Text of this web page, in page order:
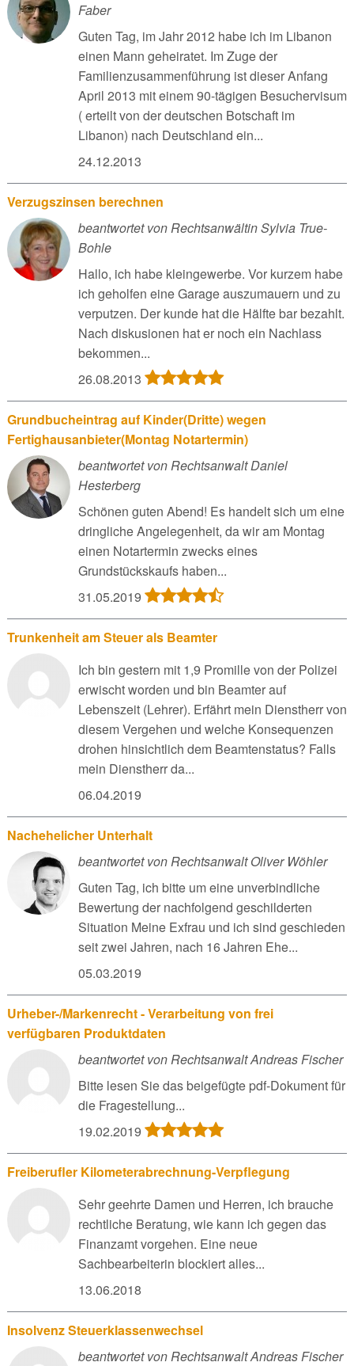
Faber
Guten Tag, im Jahr 2012 habe ich im Libanon
einen Mann geheiratet. Im Zuge der
Familienzusammenführung ist dieser Anfang
April 2013 mit einem 90-tägigen Besuchervisum
( erteilt von der deutschen Botschaft im
Libanon) nach Deutschland ein...
24.12.2013
Verzugszinsen berechnen
beantwortet von Rechtsanwältin Sylvia True-
Bohle
Hallo, ich habe kleingewerbe. Vor kurzem habe
ich geholfen eine Garage auszumauern und zu
verputzen. Der kunde hat die Hälfte bar bezahlt.
Nach diskusionen hat er noch ein Nachlass
bekommen...
26.08.2013
Grundbucheintrag auf Kinder(Dritte) wegen
Fertighausanbieter(Montag Notartermin)
beantwortet von Rechtsanwalt Daniel
Hesterberg
Schönen guten Abend! Es handelt sich um eine
dringliche Angelegenheit, da wir am Montag
einen Notartermin zwecks eines
Grundstückskaufs haben...
31.05.2019
Trunkenheit am Steuer als Beamter
Ich bin gestern mit 1,9 Promille von der Polizei
erwischt worden und bin Beamter auf
Lebenszeit (Lehrer). Erfährt mein Dienstherr von
diesem Vergehen und welche Konsequenzen
drohen hinsichtlich dem Beamtenstatus? Falls
mein Dienstherr da...
06.04.2019
Nachehelicher Unterhalt
beantwortet von Rechtsanwalt Oliver Wöhler
Guten Tag, ich bitte um eine unverbindliche
Bewertung der nachfolgend geschilderten
Situation Meine Exfrau und ich sind geschieden
seit zwei Jahren, nach 16 Jahren Ehe...
05.03.2019
Urheber-/Markenrecht - Verarbeitung von frei
verfügbaren Produktdaten
beantwortet von Rechtsanwalt Andreas Fischer
Bitte lesen Sie das beigefügte pdf-Dokument für
die Fragestellung...
19.02.2019
Freiberufler Kilometerabrechnung-Verpflegung
Sehr geehrte Damen und Herren, ich brauche
rechtliche Beratung, wie kann ich gegen das
Finanzamt vorgehen. Eine neue
Sachbearbeiterin blockiert alles...
13.06.2018
Insolvenz Steuerklassenwechsel
beantwortet von Rechtsanwalt Andreas Fischer